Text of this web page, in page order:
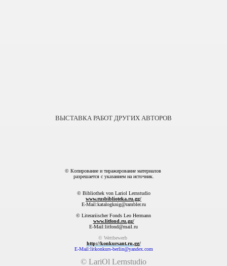
ВЫСТАВКА РАБОТ ДРУГИХ АВТОРОВ
© Копирование и тиражирование материалов
разрешается с указанием на источник.
© Bibliothek von Lariol Lernstudio
www.rusbiblioteka.ru.gg/
E-Mail:katalogknig@rambler.ru
© Literariischer Fonds Leo Hermann
www.litfond.ru.gg/
E-Mail:litfond@mail.ru
© Wettbewerb
http://konkursant.ru.gg/
E-Mail:litkonkurs-berlin@yandex.com
© LariOl Lernstudio